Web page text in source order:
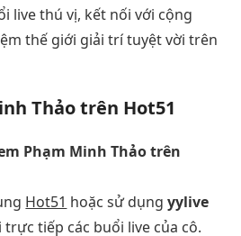
live thú vị, kết nối với cộng
thế giới giải trí tuyệt vời trên
Thảo trên Hot51
Phạm Minh Thảo trên
Hot51 hoặc sử dụngyylive
tiếp các buổi live của cô.